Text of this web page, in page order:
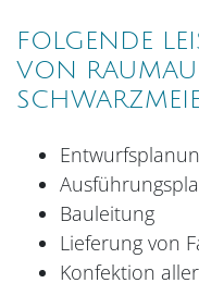
FOLGENDE
VON
Bauleitung
Lieferung von
Konfektion